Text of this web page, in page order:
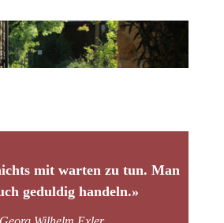
mit warten zu tun. Man
geduldig handeln.»